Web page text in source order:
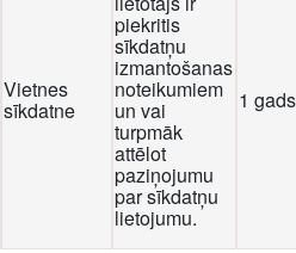
Vietnes
sīkdatne
piekritis
sīkdatņu
izmantošanas
noteikumiem
un vai
turpmāk
attēlot
paziņojumu
par sīkdatņu
lietojumu.
1 gads